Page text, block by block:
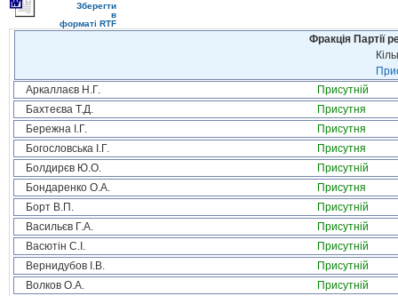
Зберегти
в
форматі RTF
Фракція Партії
Аркаллаєв Н.Г.
Присутній
Бахтеєва Т.Д.
Присутня
Бережна І.Г.
Присутня
Богословська І.Г.
Присутня
Болдирєв Ю.О.
Присутній
Бондаренко О.А.
Присутня
Борт В.П.
Присутній
Васильєв Г.А.
Присутній
Васютін С.І.
Присутній
Вернидубов І.В.
Присутній
Волков О.А.
Присутній